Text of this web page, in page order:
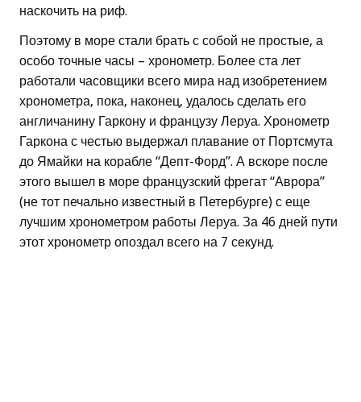
наскочить на риф.
Поэтому в море стали брать с собой не простые, а
особо точные часы – хронометр. Более ста лет
работали часовщики всего мира над изобретением
хронометра, пока, наконец, удалось сделать его
англичанину Гаркону и французу Леруа. Хронометр
Гаркона с честью выдержал плавание от Портсмута
до Ямайки на корабле “Депт-Форд”. А вскоре после
этого вышел в море французский фрегат “Аврора”
(не тот печально известный в Петербурге) с еще
лучшим хронометром работы Леруа. За 46 дней пути
этот хронометр опоздал всего на 7 секунд.